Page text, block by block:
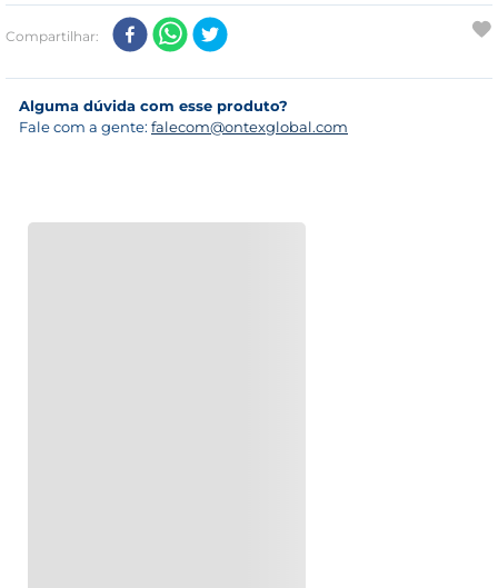
Compartilhar
Alguma dúvida com esse produto?
Fale com a gente: falecom@ontexglobal.com